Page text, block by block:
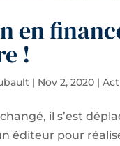
en
!
| Nov 2, 2020 |
il s’est
éditeur pour